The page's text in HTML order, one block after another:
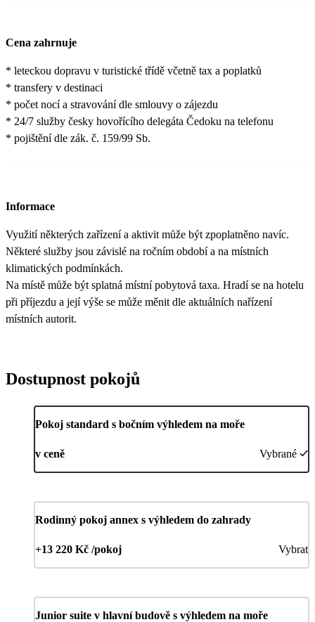
Cena zahrnuje
* leteckou dopravu v turistické třídě včetně tax a poplatků
* transfery v destinaci
* počet nocí a stravování dle smlouvy o zájezdu
* 24/7 služby česky hovořícího delegáta Čedoku na telefonu
* pojištění dle zák. č. 159/99 Sb.
Informace
Využití některých zařízení a aktivit může být zpoplatněno navíc.
Některé služby jsou závislé na ročním období a na místních
klimatických podmínkách.
Na místě může být splatná místní pobytová taxa. Hradí se na hotelu
při příjezdu a její výše se může měnit dle aktuálních nařízení
místních autorit.
Dostupnost pokojů
Pokoj standard s bočním výhledem na moře
v ceně Vybrané
Rodinný pokoj annex s výhledem do zahrady
+13 220 Kč /pokoj Vybrat
Junior suite v hlavní budově s výhledem na moře